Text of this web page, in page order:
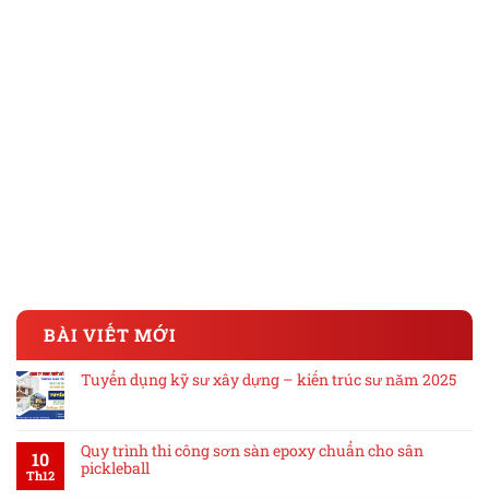
BÀI VIẾT MỚI
Tuyển dụng kỹ sư xây dựng – kiến trúc sư năm 2025
10
Th12
Quy trình thi công sơn sàn epoxy chuẩn cho sân
pickleball